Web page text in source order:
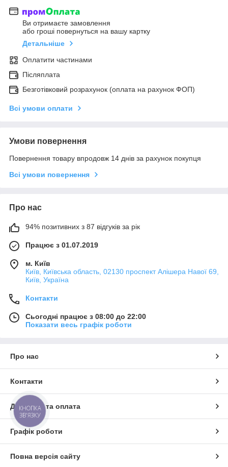
Ви отримаєте замовлення
або гроші повернуться на вашу картку
Детальніше
Оплатити частинами
Післяплата
Безготівковий розрахунок (оплата на рахунок ФОП)
Всі умови оплати
Умови повернення
Повернення товару впродовж 14 днів за рахунок покупця
Всі умови повернення
Про нас
94% позитивних з 87 відгуків за рік
Працює з 01.07.2019
м. Київ
Київ, Київська область, 02130 проспект Алішера Навої 69,
Київ, Україна
Контакти
Сьогодні працює з 08:00 до 22:00
Показати весь графік роботи
Про нас
Контакти
Доставка та оплата
Графік роботи
Повна версія сайту
КНОПКА
ЗВ'ЯЗКУ